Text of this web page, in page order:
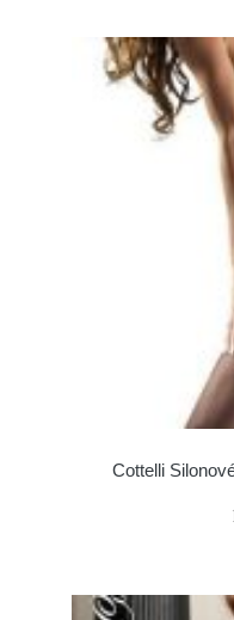
Cottelli